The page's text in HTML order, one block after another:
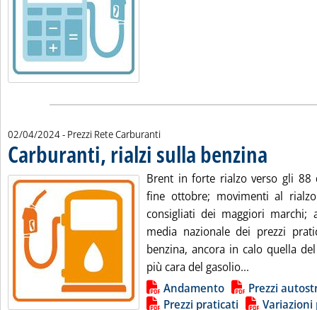
02/04/2024- Prezzi Rete Carburanti
Carburanti, rialzi sulla benzina
Brent in forte rialzo verso gli 88
fine ottobre; movimenti al
consigliati dei maggiori marchi;
media nazionale dei prezzi
benzina, ancora in calo quella
più cara del gasolio...
Lista allegati PDF alla notizia
Andamento
Prezzi
Prezzi praticati
Variazioni